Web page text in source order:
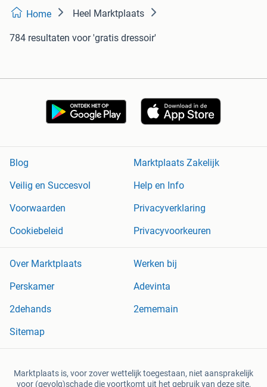
Home Heel Marktplaats
784 resultaten voor 'gratis dressoir'
Blog
Marktplaats Zakelijk
Veilig en Succesvol
Help en Info
Voorwaarden
Privacyverklaring
Cookiebeleid
Privacyvoorkeuren
Over Marktplaats
Werken bij
Perskamer
Adevinta
2dehands
2ememain
Sitemap
Marktplaats is, voor zover wettelijk toegestaan, niet aansprakelijk
voor (gevolg)schade die voortkomt uit het gebruik van deze site,